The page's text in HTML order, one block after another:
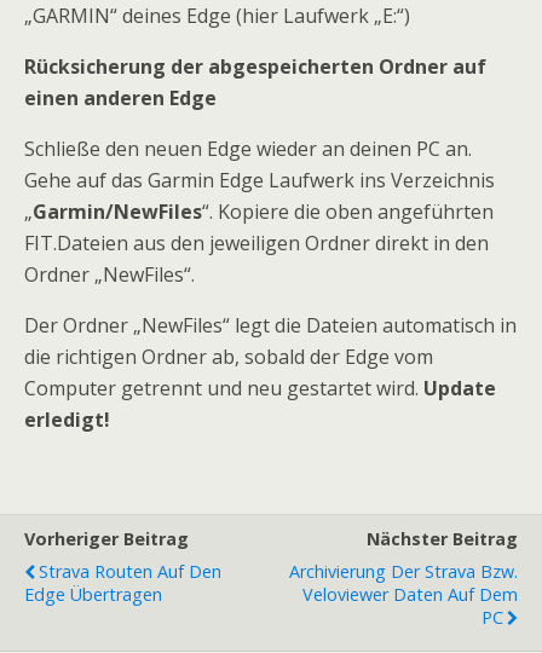
„GARMIN“ deines Edge (hier Laufwerk „E:“)
Rücksicherung der abgespeicherten Ordner auf
einen anderen Edge
Schließe den neuen Edge wieder an deinen PC an.
Gehe auf das Garmin Edge Laufwerk ins Verzeichnis
„Garmin/NewFiles“. Kopiere die oben angeführten
FIT.Dateien aus den jeweiligen Ordner direkt in den
Ordner „NewFiles“.
Der Ordner „NewFiles“ legt die Dateien automatisch in
die richtigen Ordner ab, sobald der Edge vom
Computer getrennt und neu gestartet wird. Update
erledigt!
Vorheriger Beitrag
Strava Routen Auf Den
Edge Übertragen
Nächster Beitrag
Archivierung Der Strava Bzw.
Veloviewer Daten Auf Dem
PC